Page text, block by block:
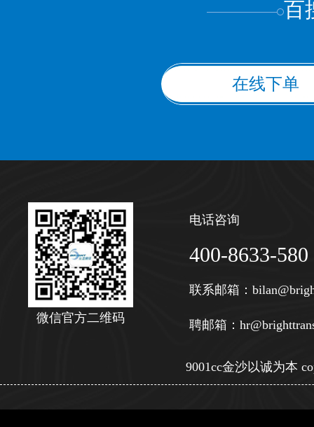
百
在线下单
微信官方二维码
电话咨询
400-8633-580
联系邮箱：
聘邮箱：
9001cc金沙以诚为本